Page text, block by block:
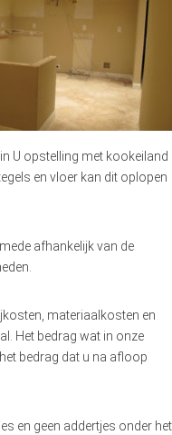
U opstelling met kookeiland
en vloer kan dit oplopen
afhankelijk van de
materiaalkosten en
Het bedrag wat in onze
bedrag dat u na afloop
en geen addertjes onder het